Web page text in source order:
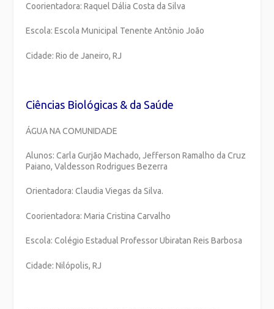
Coorientadora: Raquel Dália Costa da Silva
Escola: Escola Municipal Tenente Antônio João
Cidade: Rio de Janeiro, RJ
Ciências Biológicas & da Saúde
ÁGUA NA COMUNIDADE
Alunos: Carla Gurjão Machado, Jefferson Ramalho da Cruz
Paiano, Valdesson Rodrigues Bezerra
Orientadora: Claudia Viegas da Silva.
Coorientadora: Maria Cristina Carvalho
Escola: Colégio Estadual Professor Ubiratan Reis Barbosa
Cidade: Nilópolis, RJ